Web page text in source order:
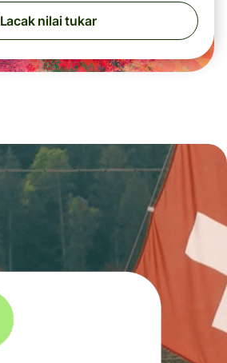
Lacak nilai tukar